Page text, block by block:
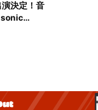
決定！音
sonic
ーティス